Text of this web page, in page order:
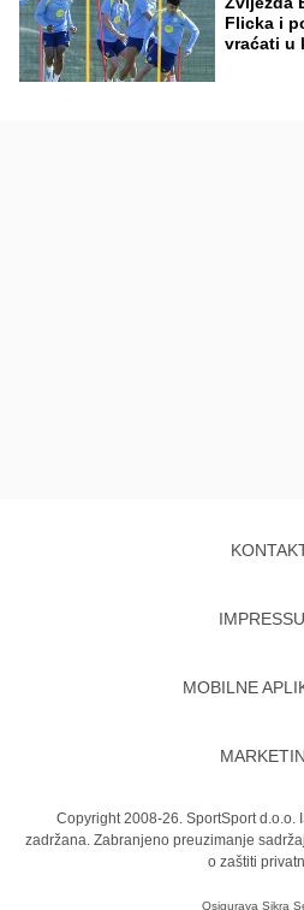
Flicka i
vraćati u
MOBILNE
Copyright 2008-26. SportSport d.o.o.
zadržana. Zabranjeno preuzimanje
o zaštiti
Osigurava Sikra